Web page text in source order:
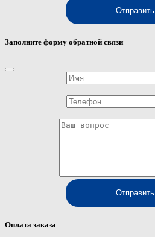
Отправить
Заполните форму обратной связи
Отправить
Оплата заказа